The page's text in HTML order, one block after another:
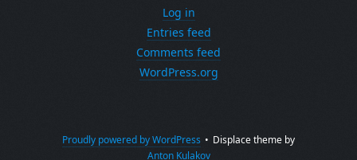
Log in
Entries feed
Comments feed
WordPress.org
Proudly powered by WordPress • Displace theme by
Anton Kulakov